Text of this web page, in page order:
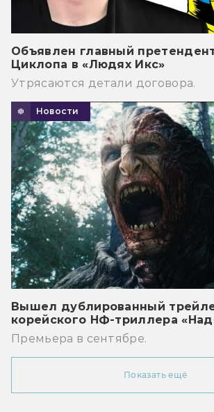
Объявлен главный
Циклопа в «Людях Икс»
Утрясаются детали договора.
Новости
Вышел дублированный
корейского НФ-триллера
Премьера в сентябре.
Показать ещё